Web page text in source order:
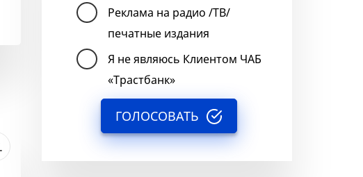
Реклама на радио /ТВ/
печатные издания
Я не являюсь Клиентом ЧАБ
«Трастбанк»
ГОЛОСОВАТЬ